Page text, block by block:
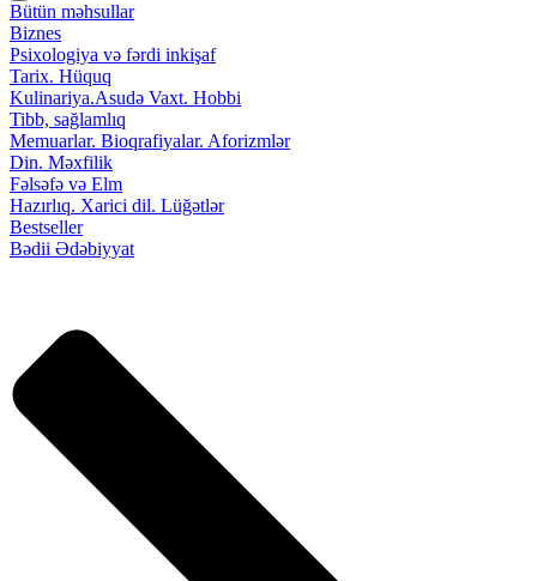
Bütün məhsullar
Biznes
Psixologiya və fərdi inkişaf
Tarix. Hüquq
Kulinariya.Asudə Vaxt. Hobbi
Tibb, sağlamlıq
Memuarlar. Bioqrafiyalar. Aforizmlər
Din. Məxfilik
Fəlsəfə və Elm
Hazırlıq. Xarici dil. Lüğətlər
Bestseller
Bədii Ədəbiyyat